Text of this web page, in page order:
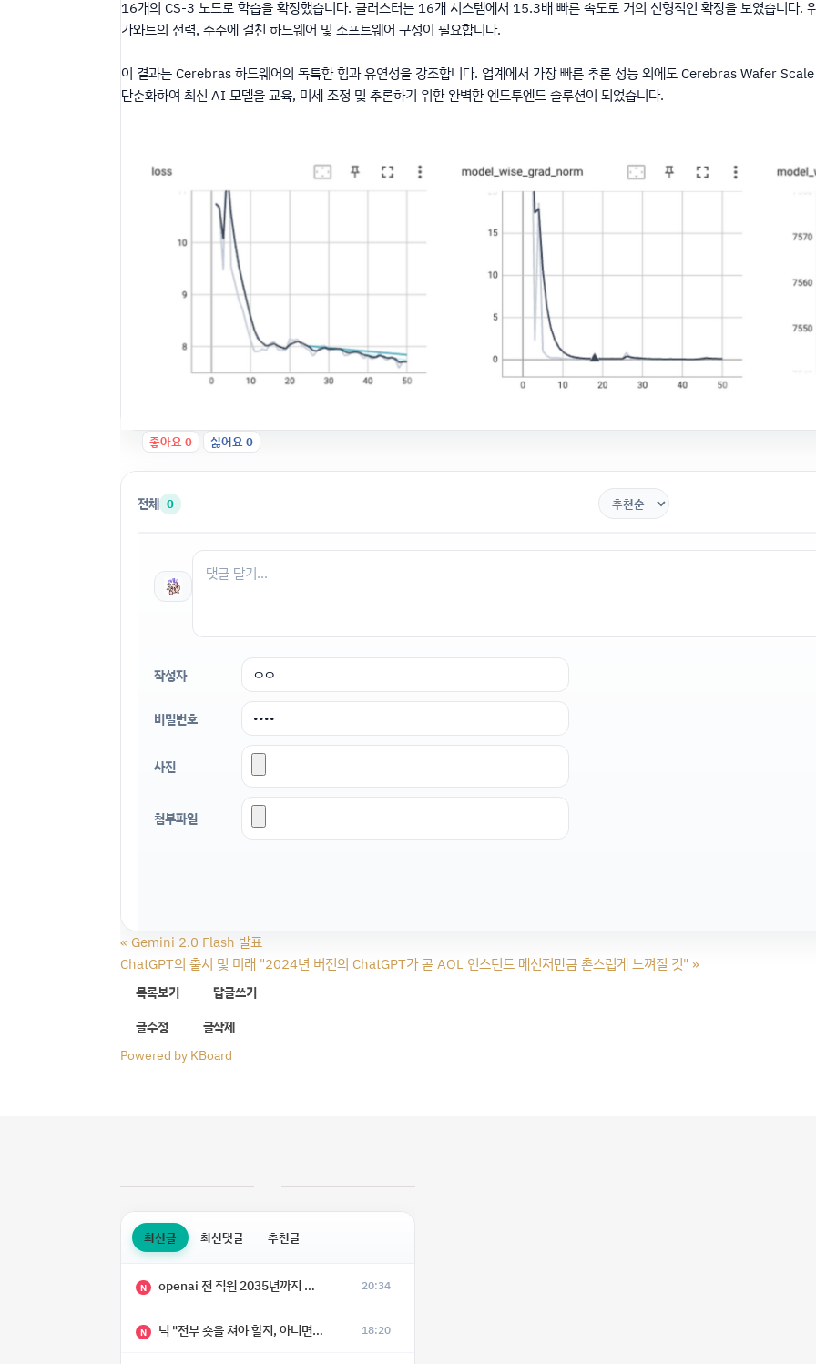
16개의 CS-3 노드로 학습을 확장했습니다. 클러스터는 16개 시스템에서 15.3배 빠른 속도로 거의 선형적인 확장을 보였습니다.
가와트의 전력, 수주에 걸친 하드웨어 및 소프트웨어 구성이 필요합니다.
이 결과는 Cerebras 하드웨어의 독특한 힘과 유연성을 강조합니다. 업계에서 가장 빠른 추론 성능 외에도 Cerebras Wafer
단순화하여 최신 AI 모델을 교육, 미세 조정 및 추론하기 위한 완벽한 엔드투엔드 솔루션이 되었습니다.
좋아요0 싫어요0
전체 0
작성자
비밀번호
사진
첨부파일
« Gemini 2.0 Flash 발표
ChatGPT의 출시 및 미래 "2024년 버전의 ChatGPT가 곧 AOL 인스턴트 메신저만큼 촌스럽게 느껴질 것" »
목록보기
답글쓰기
글수정
글삭제
Powered by KBoard
최신글 최신댓글 추천글
N openai 전 직원 2035년까지 텔레파시가 어떻게 생길 수 있는지 20:34
N 닉 "전부 숏을 쳐야 할지, 아니면 특이점이 오니까 전부 롱을 쳐야 할지 모르겠다.” 18:20